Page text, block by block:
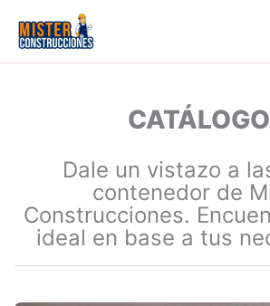
contenido
Dale un vistazo a
contenedor de
Construcciones.
ideal en base a tus